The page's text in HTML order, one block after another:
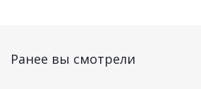
Ранее вы смотрели